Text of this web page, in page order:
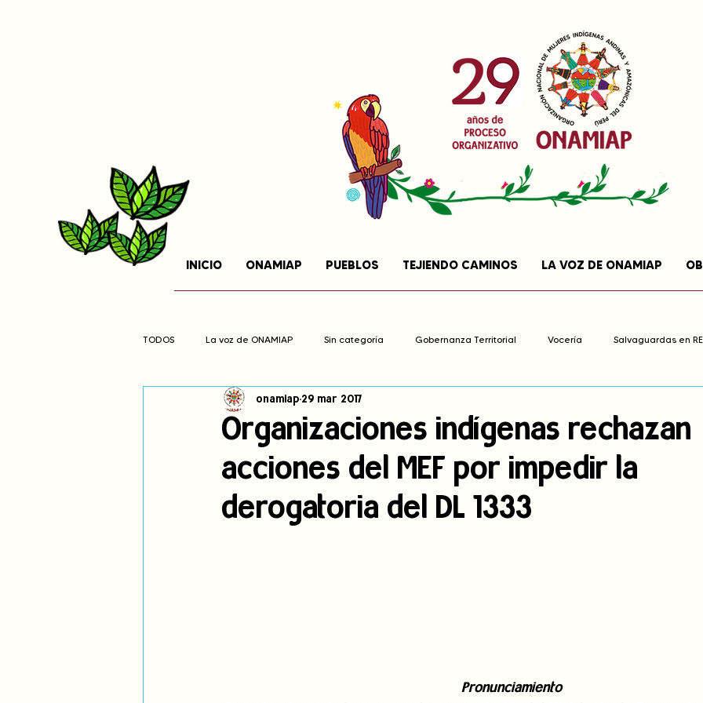
INICIO ONAMIAP PUEBLOS TEJIENDO CAMINOS LA VOZ DE ONAMIAP
TODOS La voz de ONAMIAP Sin categoría Gobernanza Territorial Vocería Salvaguardas en
Cambio climático Navegador indígena
Pronunciamientos Observatorio de consulta previa Mujeres indígenas
Incidencias
Organizaciones indígenas rechazan
acciones del MEF por impedir la
derogatoria del DL 1333
onamiap 29 mar 2017
Pronunciamiento